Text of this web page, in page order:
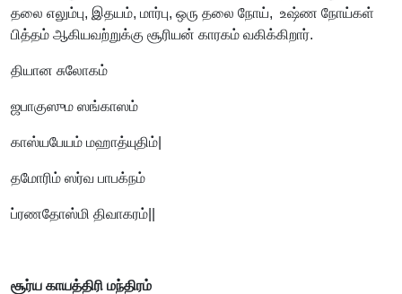
தலை எலும்பு, இதயம், மார்பு, ஒரு தலை நோய், உஷ்ண நோய்கள்
பித்தம் ஆகியவற்றுக்கு சூரியன் காரகம் வகிக்கிறார்.
தியான சுலோகம்
ஜபாகுஸும ஸங்காஸம்
காஸ்யபேயம் மஹாத்யுதிம்|
தமோரிம் ஸர்வ பாபக்நம்
ப்ரணதோஸ்மி திவாகரம்||
சூர்ய காயத்திரி மந்திரம்